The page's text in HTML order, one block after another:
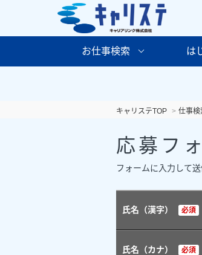
お仕事検索 は
キャリステTOP 仕事検
応募フ
フォームに入力して送
氏名（漢字） 必須
氏名（カナ） 必須